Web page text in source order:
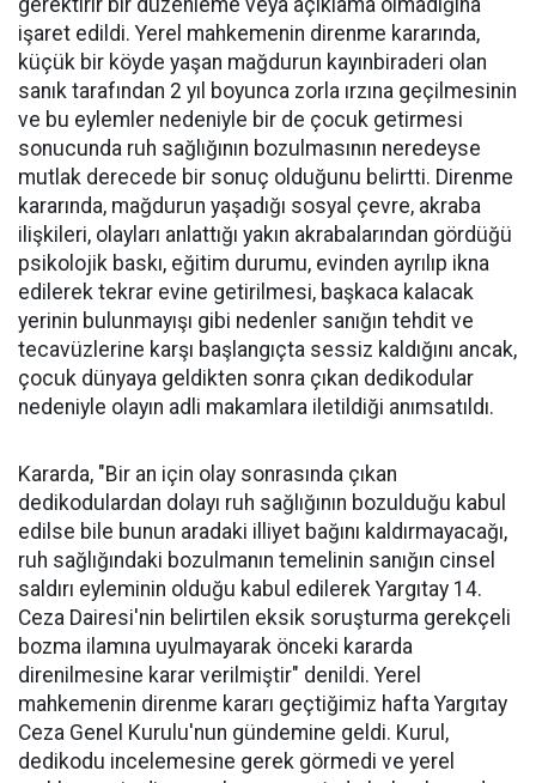
gerektirir bir düzenleme veya açıklama olmadığına
işaret edildi. Yerel mahkemenin direnme kararında,
küçük bir köyde yaşan mağdurun kayınbiraderi olan
sanık tarafından 2 yıl boyunca zorla ırzına geçilmesinin
ve bu eylemler nedeniyle bir de çocuk getirmesi
sonucunda ruh sağlığının bozulmasının neredeyse
mutlak derecede bir sonuç olduğunu belirtti. Direnme
kararında, mağdurun yaşadığı sosyal çevre, akraba
ilişkileri, olayları anlattığı yakın akrabalarından gördüğü
psikolojik baskı, eğitim durumu, evinden ayrılıp ikna
edilerek tekrar evine getirilmesi, başkaca kalacak
yerinin bulunmayışı gibi nedenler sanığın tehdit ve
tecavüzlerine karşı başlangıçta sessiz kaldığını ancak,
çocuk dünyaya geldikten sonra çıkan dedikodular
nedeniyle olayın adli makamlara iletildiği anımsatıldı.
Kararda, "Bir an için olay sonrasında çıkan
dedikodulardan dolayı ruh sağlığının bozulduğu kabul
edilse bile bunun aradaki illiyet bağını kaldırmayacağı,
ruh sağlığındaki bozulmanın temelinin sanığın cinsel
saldırı eyleminin olduğu kabul edilerek Yargıtay 14.
Ceza Dairesi'nin belirtilen eksik soruşturma gerekçeli
bozma ilamına uyulmayarak önceki kararda
direnilmesine karar verilmiştir" denildi. Yerel
mahkemenin direnme kararı geçtiğimiz hafta Yargıtay
Ceza Genel Kurulu'nun gündemine geldi. Kurul,
dedikodu incelemesine gerek görmedi ve yerel